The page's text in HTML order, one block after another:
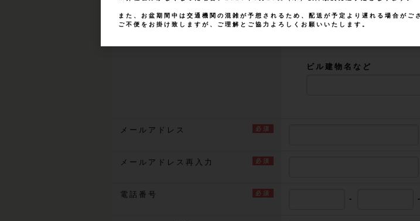
ビル建物名など
メールアドレス
メールアドレス再入力
電話番号 -
また、お盆期間中は交通機関の混雑が予想されるため、配送が予定より遅れる場合がご
ご不便をお掛け致しますが、ご理解とご協力よろしくお願いいたします。